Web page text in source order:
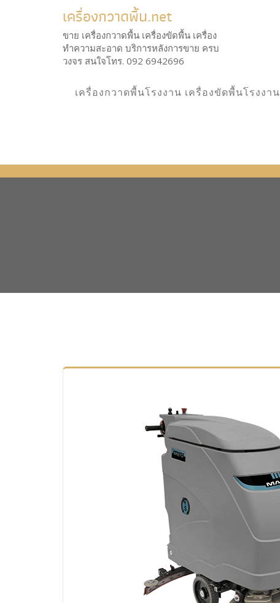
เครื่องกวาดพื้น.net
ขาย เครื่องกวาดพื้น เครื่องขัดพื้น เครื่อง
ทำความสะอาด บริการหลังการขาย ครบ
วงจร สนใจโทร. 092 6942696
เครื่องกวาดพื้นโรงงาน เครื่องขัดพื้นโรงงาน